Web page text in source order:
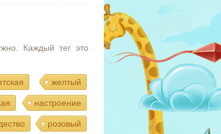
Каждый тег это
желтый
настроение
розовый